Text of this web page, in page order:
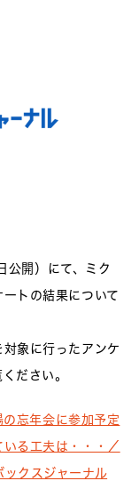
開）にて、ミク
トの結果について
対象に行ったアンケ
ださい。
忘年会に参加予定
る工夫は・・・／
ックスジャーナル